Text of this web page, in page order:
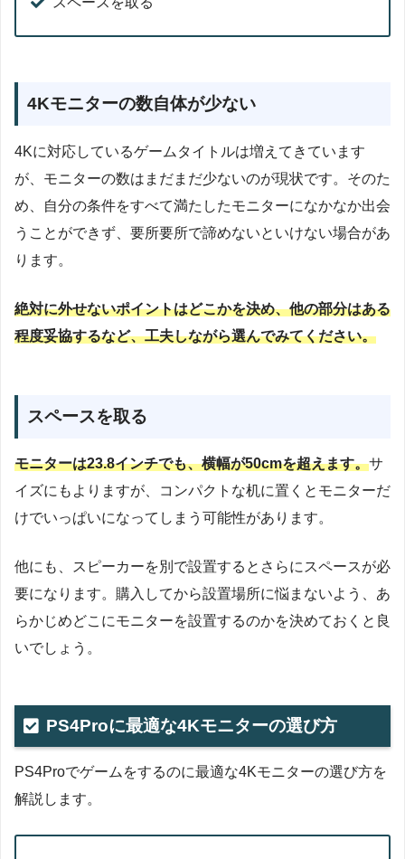
4Kモニターの数自体が少ない
4Kに対応しているゲームタイトルは増えてきています
が、モニターの数はまだまだ少ないのが現状です。そのた
め、自分の条件をすべて満たしたモニターになかなか出会
うことができず、要所要所で諦めないといけない場合があ
ります。
絶対に外せないポイントはどこかを決め、他の部分はある
程度妥協するなど、工夫しながら選んでみてください。
スペースを取る
モニターは23.8インチでも、横幅が50cmを超えます。サ
イズにもよりますが、コンパクトな机に置くとモニターだ
けでいっぱいになってしまう可能性があります。
他にも、スピーカーを別で設置するとさらにスペースが必
要になります。購入してから設置場所に悩まないよう、あ
らかじめどこにモニターを設置するのかを決めておくと良
いでしょう。
PS4Proに最適な4Kモニターの選び方
PS4Proでゲームをするのに最適な4Kモニターの選び方を
解説します。